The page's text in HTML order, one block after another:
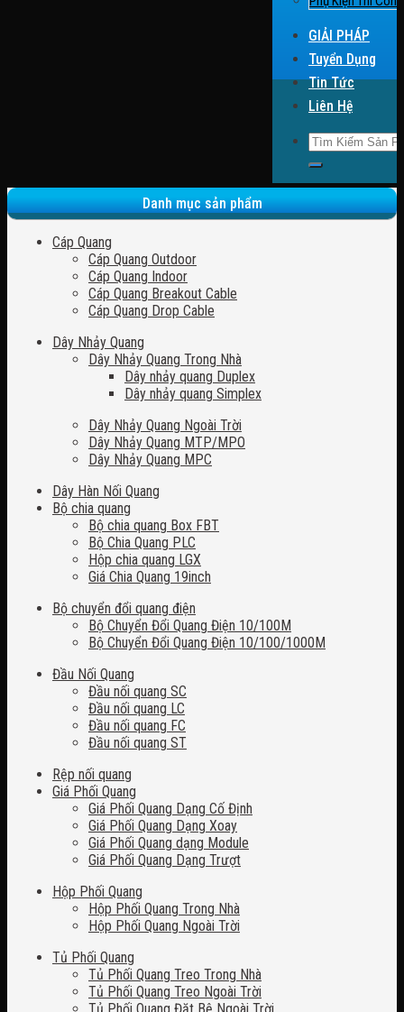
GIẢI PHÁP
Tuyển Dụng
Tin Tức
Liên Hệ
Search for:
Danh mục sản phẩm
Cáp Quang
Cáp Quang Outdoor
Cáp Quang Indoor
Cáp Quang Breakout Cable
Cáp Quang Drop Cable
Dây Nhảy Quang
Dây Nhảy Quang Trong Nhà
Dây nhảy quang Duplex
Dây nhảy quang Simplex
Dây Nhảy Quang Ngoài Trời
Dây Nhảy Quang MTP/MPO
Dây Nhảy Quang MPC
Dây Hàn Nối Quang
Bộ chia quang
Bộ chia quang Box FBT
Bộ Chia Quang PLC
Hộp chia quang LGX
Giá Chia Quang 19inch
Bộ chuyển đổi quang điện
Bộ Chuyển Đổi Quang Điện 10/100M
Bộ Chuyển Đổi Quang Điện 10/100/1000M
Đầu Nối Quang
Đầu nối quang SC
Đầu nối quang LC
Đầu nối quang FC
Đầu nối quang ST
Rệp nối quang
Giá Phối Quang
Giá Phối Quang Dạng Cố Định
Giá Phối Quang Dạng Xoay
Giá Phối Quang dạng Module
Giá Phối Quang Dạng Trượt
Hộp Phối Quang
Hộp Phối Quang Trong Nhà
Hộp Phối Quang Ngoài Trời
Tủ Phối Quang
Tủ Phối Quang Treo Trong Nhà
Tủ Phối Quang Treo Ngoài Trời